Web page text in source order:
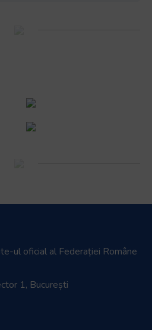
ul oficial al Federației Române
1, București